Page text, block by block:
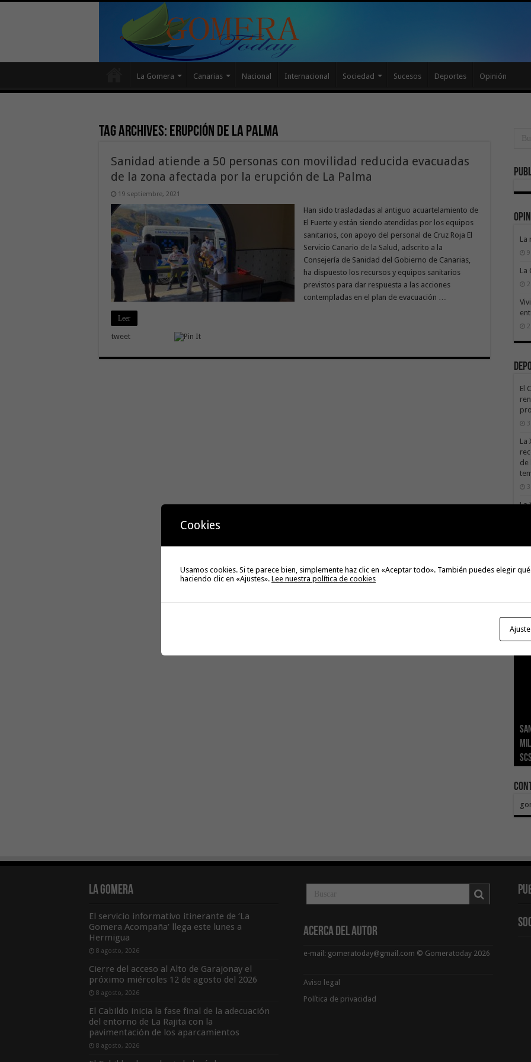
La Gomera Canarias Nacional Internacional Sociedad Sucesos Deportes Opinión
Tag Archives: erupción de La Palma
Sanidad atiende a 50 personas con movilidad reducida evacuadas
de la zona afectada por la erupción de La Palma
19 septiembre, 2021
Han sido trasladadas al antiguo acuartelamiento de
El Fuerte y están siendo atendidas por los equipos
sanitarios, con apoyo del personal de Cruz Roja El
Servicio Canario de la Salud, adscrito a la
Consejería de Sanidad del Gobierno de Canarias,
ha dispuesto los recursos y equipos sanitarios
previstos para dar respuesta a las acciones
contempladas en el plan de evacuación …
Leer
tweet
La
La
El
La
de
La
SCS
El
La Gomera
El servicio informativo itinerante de ‘La
Gomera Acompaña’ llega este lunes a
Hermigua
8 agosto, 2026
Cierre del acceso al Alto de Garajonay el
próximo miércoles 12 de agosto del 2026
8 agosto, 2026
El Cabildo inicia la fase final de la adecuación
del entorno de La Rajita con la
pavimentación de los aparcamientos
8 agosto, 2026
Acerca del Autor
e-mail: gomeratoday@gmail.com © Gomeratoday 2026
Aviso legal
Política de privacidad
Cookies
Usamos cookies. Si te parece bien, simplemente haz clic en «Aceptar todo». También puedes elegir
haciendo clic en «Ajustes». Lee nuestra política de cookies